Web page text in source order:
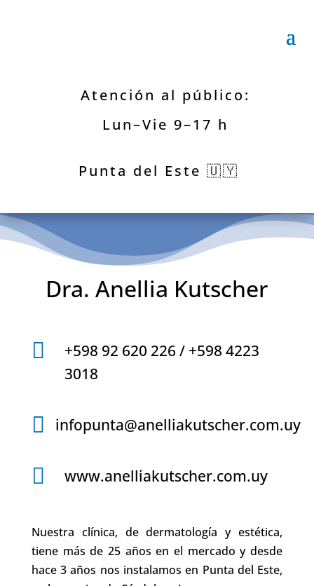
Atención al público:
Lun–Vie 9–17 h
Punta del Este 🇺🇾
Dra. Anellia Kutscher

+598 92 620 226 / +598 4223
3018
 infopunta@anelliakutscher.com.uy
 www.anelliakutscher.com.uy
Nuestra clínica, de dermatología y estética,
tiene más de 25 años en el mercado y desde
hace 3 años nos instalamos en Punta del Este,